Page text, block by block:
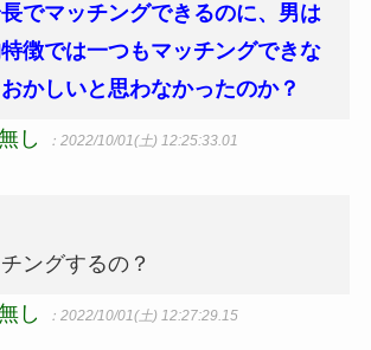
でマッチングできるのに、男は
徴では一つもマッチングできな
かしいと思わなかったのか？
し ：2022/10/01(土) 12:25:33.01
ングするの？
し ：2022/10/01(土) 12:27:29.15